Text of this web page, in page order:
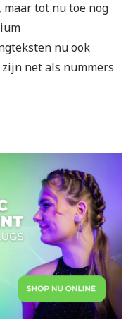
maar tot nu toe nog
nu ook
net als nummers